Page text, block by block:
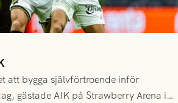
att bygga självförtroende inför
gästade AIK på Strawberry Arena i